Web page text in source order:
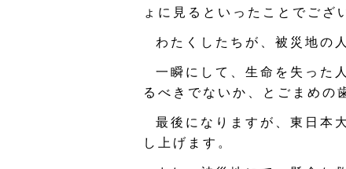
ょに見るといったことでござ
わたくしたちが、被災地の
一瞬にして、生命を失った
るべきでないか、とごまめの
最後になりますが、東日本
し上げます。